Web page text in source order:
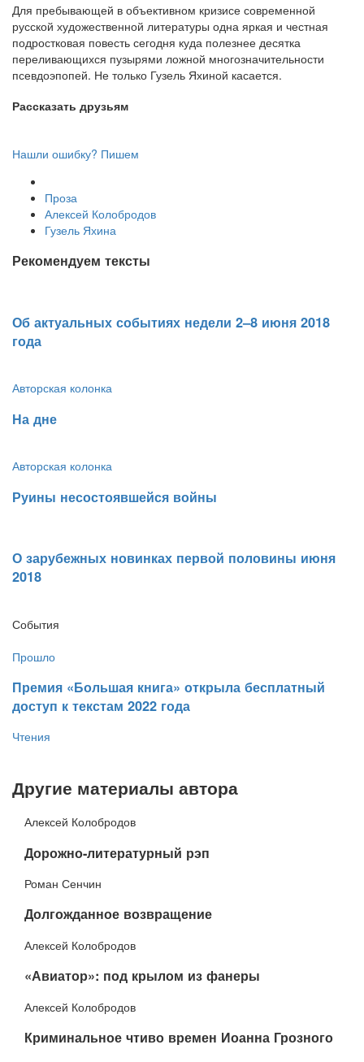
Для пребывающей в объективном кризисе современной
русской художественной литературы одна яркая и честная
подростковая повесть сегодня куда полезнее десятка
переливающихся пузырями ложной многозначительности
псевдоэпопей. Не только Гузель Яхиной касается.
Рассказать друзьям
Нашли ошибку? Пишем
Проза
Алексей Колобродов
Гузель Яхина
Рекомендуем тексты
​Об актуальных событиях недели 2–8 июня 2018
года
Авторская колонка
​На дне
Авторская колонка
​Руины несостоявшейся войны
​О зарубежных новинках первой половины июня
2018
События
Прошло
​Премия «Большая книга» открыла бесплатный
доступ к текстам 2022 года
Чтения
Другие материалы автора
Алексей Колобродов
​Дорожно-литературный рэп
Роман Сенчин
​Долгожданное возвращение
Алексей Колобродов
​«Авиатор»: под крылом из фанеры
Алексей Колобродов
​Криминальное чтиво времен Иоанна Грозного